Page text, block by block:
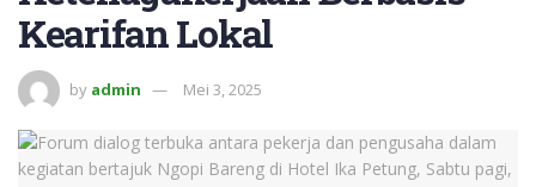
Kearifan Lokal
by admin Mei 3, 2025